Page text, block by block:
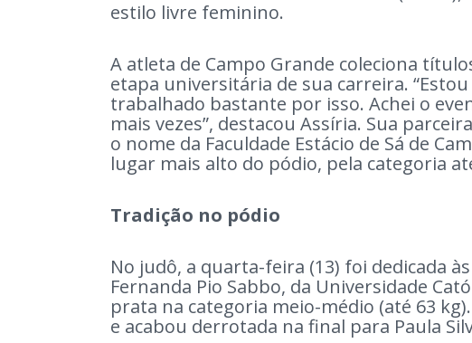
estilo livre feminino.
A atleta de Campo Grande coleciona
etapa universitária de sua carreira.
trabalhado bastante por isso. Achei o
mais vezes”, destacou Assíria. Sua
o nome da Faculdade Estácio de Sá de
lugar mais alto do pódio, pela categoria
Tradição no pódio
No judô, a quarta-feira (13) foi dedicada
Fernanda Pio Sabbo, da Universidade
prata na categoria meio-médio (até 63
e acabou derrotada na final para Paula